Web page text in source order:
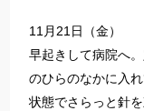
11月21日（金）
早起きして病院へ
のひらのなかに入
状態でさらっと針